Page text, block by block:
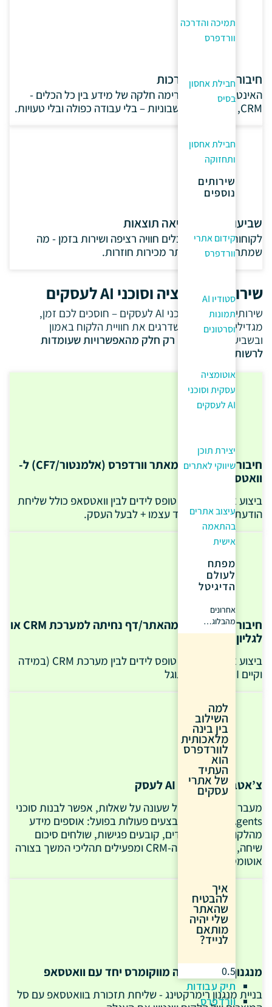
תמיכה והדרכה
וורדפרס
חבילת אחסון
בסיס
חבילת אחסון
ותחזוקה
שירותים
נוספים
קידום אתרי
וורדפרס
סטודיו AI
תמונות
וסרטונים
אוטומציה
עסקית וסוכני
AI לעסקים
יצירת תוכן
שיווקי לאתרים
עיצוב אתרים
בהתאמה
אישית
מפתח
לעולם
הדיגיטל
אחרונים
מהבלוג…
למה
השילוב
בין בינה
מלאכותית
לוורדפרס
הוא
העתיד
של אתרי
עסקים
איך
להבטיח
שהאתר
שלי יהיה
מותאם
לנייד?
תיק עבודות
וורדפרס
חיבור מלא בין מערכות
האינטגרציה יוצרת זרימה חלקה של מידע בין כל הכלים -
CRM, אתר, דיוור וחשבוניות – בלי עבודה כפולה ובלי טעויות.
שביעות רצון שמביאה תוצאות
לקוחות מרוצים מקבלים חוויה רציפה ושירות בזמן - מה
שמתרגם ישירות ליותר מכירות חוזרות.
שירותי אוטומציה וסוכני AI לעסקים
שירותי אוטומציה וסוכני AI לעסקים – חוסכים לכם זמן,
מגדילים מכירות, ומשדרגים את חוויית הלקוח באמון
ובשביעות רצון.
ואלה רק חלק מהאפשרויות שעומדות
לרשותכם.
חיבור טופס לידים מאתר וורדפרס (אלמנטור/CF7) ל-
וואטסאפ
ביצוע אינטגרציה בין טופס לידים לבין וואטסאפ כולל שליחת
הודעת וואטסאפ לליד עצמו + לבעל העסק.
חיבור טופס לידים מהאתר/דף נחיתה למערכת CRM או
לגליון גוגל
ביצוע אינטגרציה בין טופס לידים לבין מערכת CRM (במידה
וקיים API) או לגליון גוגל
צ’אטבוט AI וסוכני AI לעסק
מעבר לצ’אטבוט רגיל שעונה על שאלות, אפשר לבנות סוכני
AI - AI Agents - שמבצעים פעולות בפועל: אוספים מידע
מהלקוח, מסננים לידים, קובעים פגישות, שולחים סיכום
שיחה, מעדכנים את ה-CRM ומפעילים תהליכי המשך בצורה
אוטומטית.
מנגנון נטישת עגלה מווקומרס יחד עם וואטסאפ
בניית מנגנון רימרקטינג - שליחת תזכורת בוואטסאפ עם סל